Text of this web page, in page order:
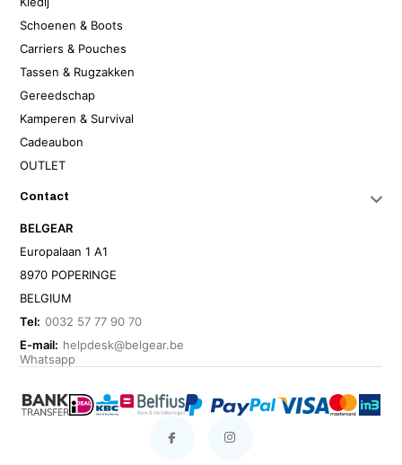
Schoenen & Boots
Carriers & Pouches
Tassen & Rugzakken
Gereedschap
Kamperen & Survival
Cadeaubon
OUTLET
Contact
BELGEAR
Europalaan 1 A1
8970 POPERINGE
BELGIUM
Tel: 0032 57 77 90 70
E-mail: helpdesk@belgear.be
Whatsapp